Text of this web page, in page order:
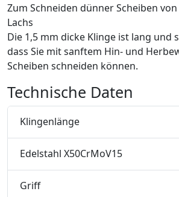
Zum Schneiden dünner Scheiben
Lachs
Die 1,5 mm dicke Klinge ist lang und
dass Sie mit sanftem Hin- und
Scheiben schneiden können.
Technische Daten
Klingenlänge
Edelstahl X50CrMoV15
Griff